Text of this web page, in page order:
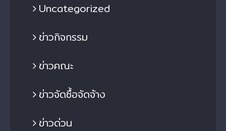
Uncategorized
ข่าวกิจกรรม
ข่าวคณะ
ข่าวจัดซื้อจัดจ้าง
ข่าวด่วน